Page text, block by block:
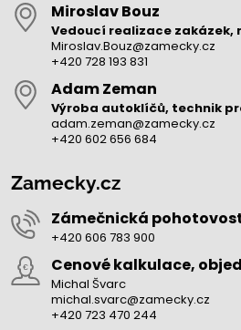
Miroslav Bouz
Vedoucí realizace zakázek,
Miroslav.Bouz@zamecky.cz
+420 728 193 831
Adam Zeman
Výroba autoklíčů, technik
adam.zeman@zamecky.cz
+420 602 656 684
Zamecky.cz
Zámečnická
+420 606 783 900
Cenové kalkulace,
Michal Švarc
michal.svarc@zamecky.cz
+420 723 470 244